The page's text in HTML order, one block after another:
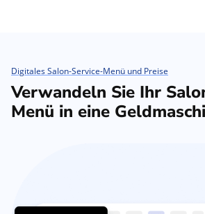
Digitales Salon-Service-Menü und Preise
Verwandeln Sie Ihr
Menü in eine